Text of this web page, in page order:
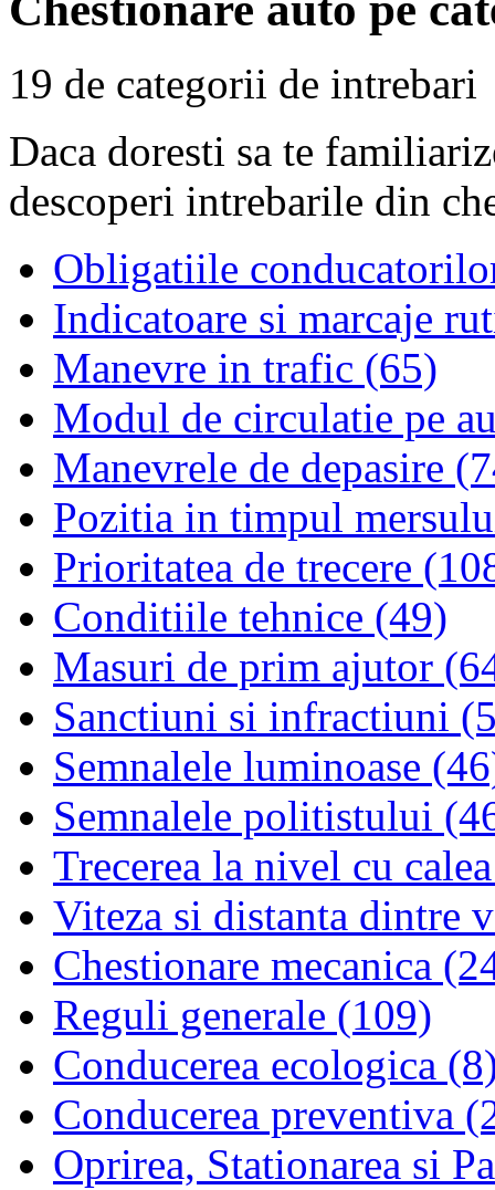
19 de categorii de intrebari
Daca doresti sa te
descoperi intrebarile din
Obligatiile
Indicatoare si marcaje
Manevre in trafic (65)
Modul de circulatie pe
Manevrele de depasire
Pozitia in timpul
Prioritatea de trecere
Conditiile tehnice (49)
Masuri de prim ajutor
Sanctiuni si infractiuni
Semnalele luminoase
Semnalele politistului
Trecerea la nivel cu
Viteza si distanta dintre
Chestionare mecanica
Reguli generale (109)
Conducerea ecologica
Conducerea preventiva
Oprirea, Stationarea si